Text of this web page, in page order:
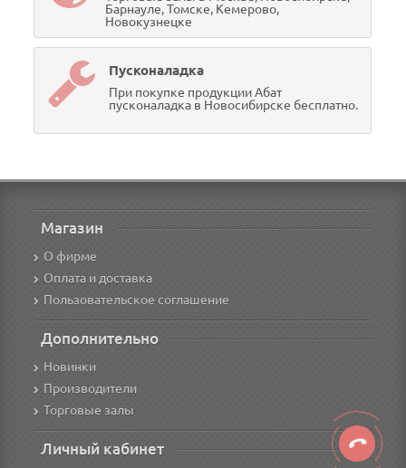
Барнауле, Томске, Кемерово,
Новокузнецке
Пусконаладка
При покупке продукции Абат
пусконаладка в Новосибирске бесплатно.
Магазин
О фирме
Оплата и доставка
Пользовательское соглашение
Дополнительно
Новинки
Производители
Торговые залы
Личный кабинет